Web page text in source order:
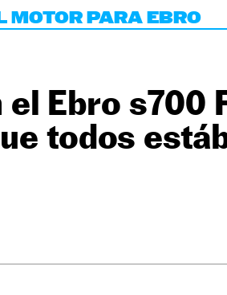
MOTOR PARA EBRO
Ebro s700
todos